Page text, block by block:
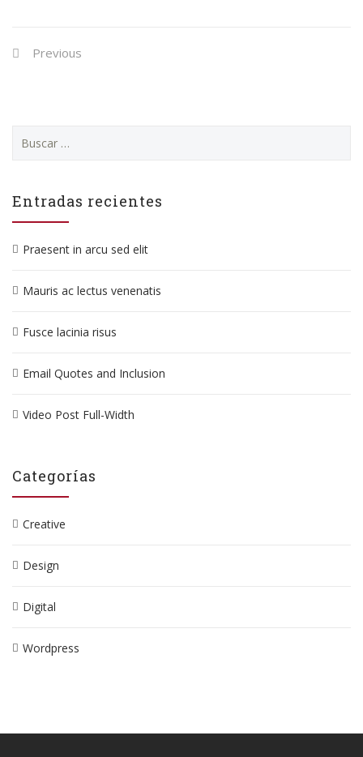
Previous
Entradas recientes
Praesent in arcu sed elit
Mauris ac lectus venenatis
Fusce lacinia risus
Email Quotes and Inclusion
Video Post Full-Width
Categorías
Creative
Design
Digital
Wordpress